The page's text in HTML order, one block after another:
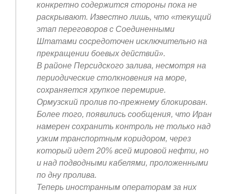
конкретно содержится стороны пока не
раскрывают. Известно лишь, что «текущий
этап переговоров с Соединенными
Штатами сосредоточен исключительно на
прекращении боевых действий».
В районе Персидского залива, несмотря на
периодические столкновения на море,
сохраняется хрупкое перемирие.
Ормузский пролив по-прежнему блокирован.
Более того, появились сообщения, что Иран
намерен сохранить контроль не только над
узким транспортным коридором, через
который идет 20% всей мировой нефти, но
и над подводными кабелями, проложенными
по дну пролива.
Теперь иностранным операторам за них